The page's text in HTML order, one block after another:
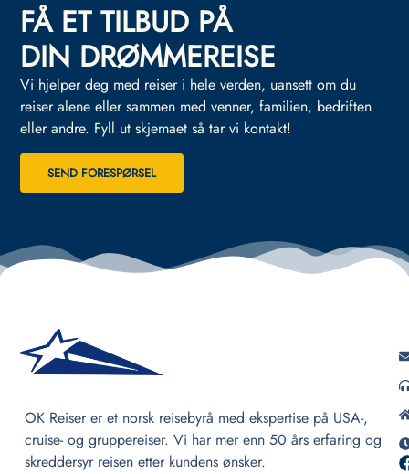
FÅ ET TILBUD PÅ
DIN DRØMMEREISE
Vi hjelper deg med reiser i hele verden, uansett om du
reiser alene eller sammen med venner, familien, bedriften
eller andre. Fyll ut skjemaet så tar vi kontakt!
SEND FORESPØRSEL
OK Reiser er et norsk reisebyrå med ekspertise på USA-,
cruise- og gruppereiser. Vi har mer enn 50 års erfaring og
skreddersyr reisen etter kundens ønsker.